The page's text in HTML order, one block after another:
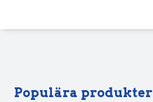
Populära produkter